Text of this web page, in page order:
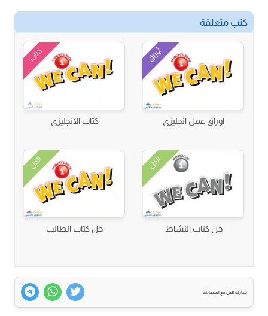
كتب متعلقة
أوراق
اوراق عمل انجليزي
كتاب
كتاب الانجليزي
الحل
حل كتاب النشاط
الحل
حل كتاب الطالب
شارك الحل مع اصدقائك